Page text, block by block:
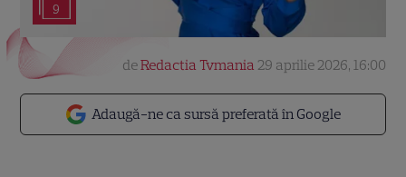
9
Adaugă-ne ca sursă preferată în Google
deRedactia Tvmania 29 aprilie 2026, 16:00